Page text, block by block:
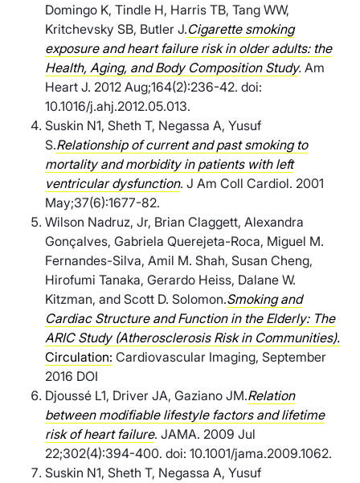
Domingo K, Tindle H, Harris TB, Tang WW,
Kritchevsky SB, Butler J.Cigarette smoking
exposure and heart failure risk in older adults: the
Health, Aging, and Body Composition Study. Am
Heart J. 2012 Aug;164(2):236-42. doi:
10.1016/j.ahj.2012.05.013.
Suskin N1, Sheth T, Negassa A, Yusuf
S.Relationship of current and past smoking to
mortality and morbidity in patients with left
ventricular dysfunction. J Am Coll Cardiol. 2001
May;37(6):1677-82.
Wilson Nadruz, Jr, Brian Claggett, Alexandra
Gonçalves, Gabriela Querejeta-Roca, Miguel M.
Fernandes-Silva, Amil M. Shah, Susan Cheng,
Hirofumi Tanaka, Gerardo Heiss, Dalane W.
Kitzman, and Scott D. Solomon.Smoking and
Cardiac Structure and Function in the Elderly: The
ARIC Study (Atherosclerosis Risk in Communities).
Circulation: Cardiovascular Imaging, September
2016 DOI
Djoussé L1, Driver JA, Gaziano JM.Relation
between modifiable lifestyle factors and lifetime
risk of heart failure. JAMA. 2009 Jul
22;302(4):394-400. doi: 10.1001/jama.2009.1062.
Suskin N1, Sheth T, Negassa A, Yusuf